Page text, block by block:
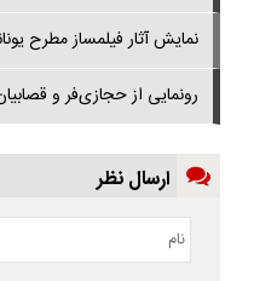
نمایش آثار فیلمساز مطرح
رونمایی از حجازی‌فر و
ارسال نظر